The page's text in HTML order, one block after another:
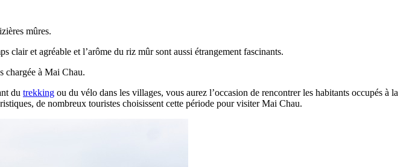
mûres.
clair et agréable et l’arôme du riz mûr sont aussi étrangement fascinants.
chargée à Mai Chau.
du trekking ou du vélo dans les villages, vous aurez l’occasion de rencontrer les habitants occupés à la
de nombreux touristes choisissent cette période pour visiter Mai Chau.